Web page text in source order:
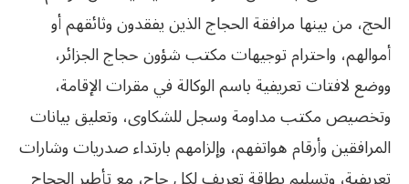
الحج، من بينها مرافقة الحجاج الذين يفقدون وثائقهم أو
أموالهم، واحترام توجيهات مكتب شؤون حجاج الجزائر،
ووضع لافتات تعريفية باسم الوكالة في مقرات الإقامة،
وتخصيص مكتب مداومة وسجل للشكاوى، وتعليق بيانات
المرافقين وأرقام هواتفهم، وإلزامهم بارتداء صدريات وشارات